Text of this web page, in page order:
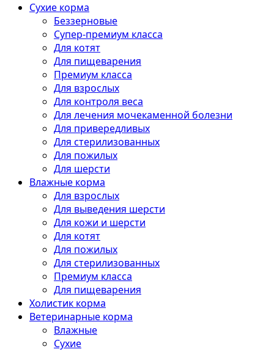
Сухие корма
Беззерновые
Супер-премиум класса
Для котят
Для пищеварения
Премиум класса
Для взрослых
Для контроля веса
Для лечения мочекаменной болезни
Для привередливых
Для стерилизованных
Для пожилых
Для шерсти
Влажные корма
Для взрослых
Для выведения шерсти
Для кожи и шерсти
Для котят
Для пожилых
Для стерилизованных
Премиум класса
Для пищеварения
Холистик корма
Ветеринарные корма
Влажные
Сухие